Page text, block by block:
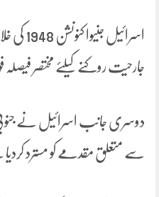
اسرائیل
جارحیت روکنے کیلئے مختصر
دوسری جانب اسرائیل نے
سے متعلق مقدمے کو مسترد